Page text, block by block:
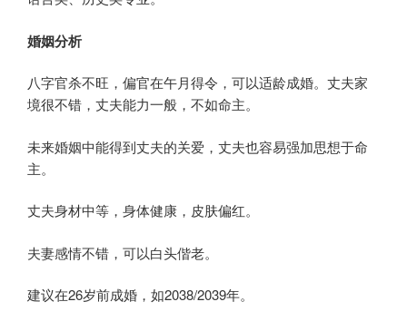
婚姻分析
八字官杀不旺，偏官在午月得令，可以适龄成婚。丈夫家
境很不错，丈夫能力一般，不如命主。
未来婚姻中能得到丈夫的关爱，丈夫也容易强加思想于命
主。
丈夫身材中等，身体健康，皮肤偏红。
夫妻感情不错，可以白头偕老。
建议在26岁前成婚，如2038/2039年。